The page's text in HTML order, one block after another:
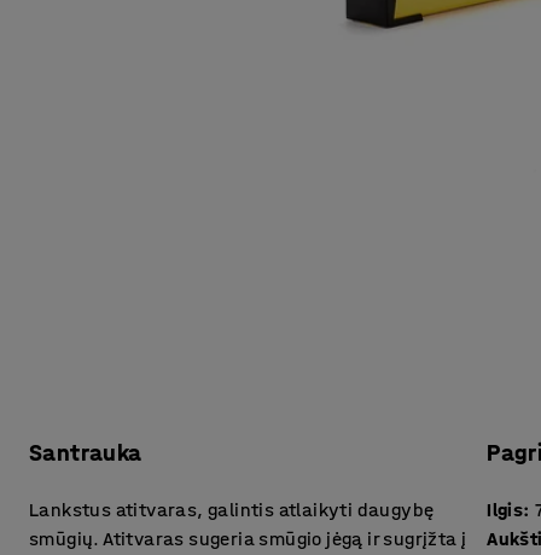
Santrauka
Lankstus atitvaras, galintis atlaikyti daugybę
smūgių. Atitvaras sugeria smūgio jėgą ir sugrįžta į
Ilgis: